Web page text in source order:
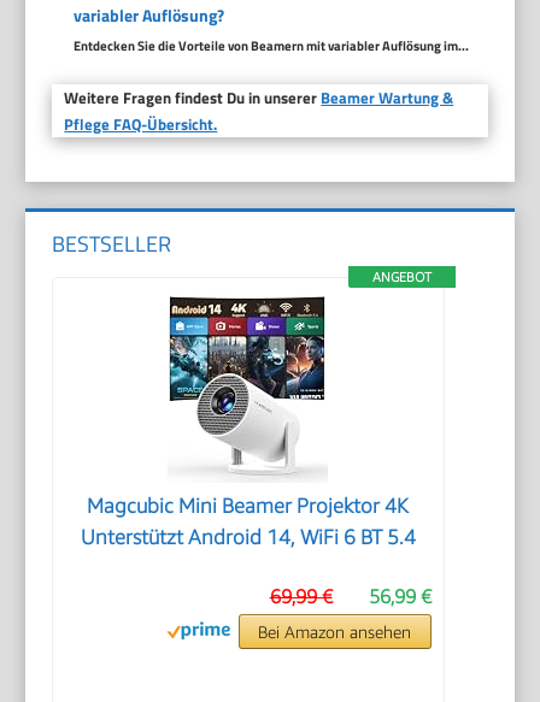
variabler Auflösung?
Entdecken Sie die Vorteile von Beamern mit variabler Auflösung im...
Weitere Fragen findest Du in unserer Beamer Wartung &
Pflege FAQ-Übersicht.
BESTSELLER
ANGEBOT
Magcubic Mini Beamer Projektor 4K
Unterstützt Android 14, WiFi 6 BT 5.4
56,99 €
69,99 €
Bei Amazon ansehen